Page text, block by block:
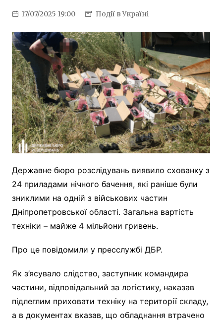
17/07/2025 19:00 Події в Україні
Державне бюро розслідувань виявило схованку з
24 приладами нічного бачення, які раніше були
зниклими на одній з військових частин
Дніпропетровської області. Загальна вартість
техніки – майже 4 мільйони гривень.
Про це повідомили у пресслужбі ДБР.
Як з’ясувало слідство, заступник командира
частини, відповідальний за логістику, наказав
підлеглим приховати техніку на території складу,
а в документах вказав, що обладнання втрачено